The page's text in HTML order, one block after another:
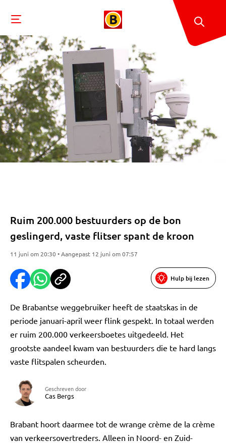
Ruim 200.000 bestuurders op de bon
geslingerd, vaste flitser spant de kroon
11 juni om 20:30 • Aangepast 12 juni om 07:57
Hulp bij lezen
De Brabantse weggebruiker heeft de staatskas in de
periode januari-april weer flink gespekt. In totaal werden
er ruim 200.000 verkeersboetes uitgedeeld. Het
grootste aandeel kwam van bestuurders die te hard langs
vaste flitspalen scheurden.
Geschreven door
Cas Bergs
Brabant hoort daarmee tot de wrange crème de la crème
van verkeersovertreders. Alleen in Noord- en Zuid-